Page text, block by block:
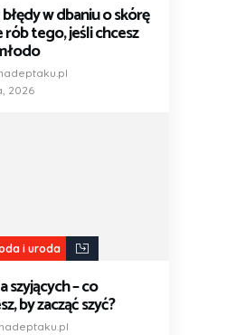
w dbaniu o skórę
tego, jeśli chcesz
2026
i uroda
szyjących – co
by zacząć szyć?